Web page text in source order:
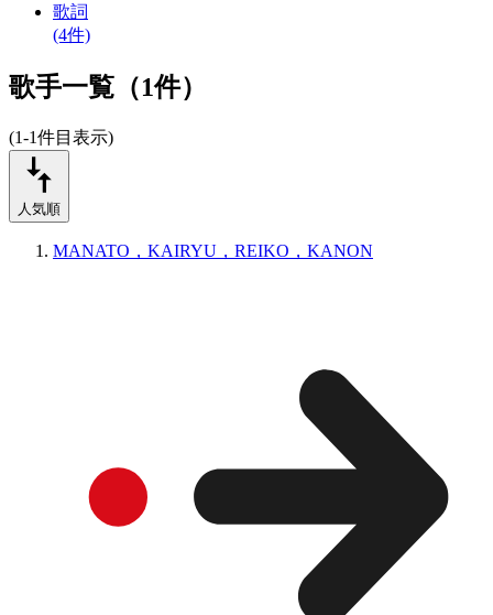
歌詞
(4件)
歌手一覧（1件）
(1-1件目表示)
人気順
MANATO，KAIRYU，REIKO，KANON